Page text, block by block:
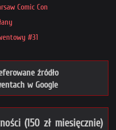
Comic Con
#31
źródło
w Google
(150 zł miesięcznie)